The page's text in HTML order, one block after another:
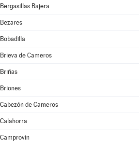
Bergasillas Bajera
Bezares
Bobadilla
Brieva de Cameros
Briñas
Briones
Cabezón de Cameros
Calahorra
Camprovín